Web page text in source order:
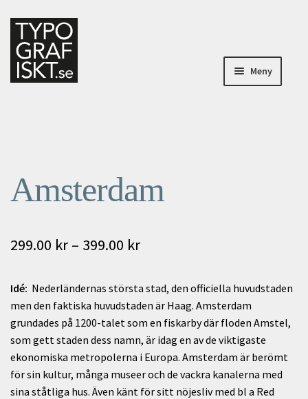
Hoppa
navigering
Hoppa
innehåll
Meny
Specialbeställningar
Till kassan
Varukorg
Kontakt
English
Amsterdam
299.00 kr – 399.00 krPrisintervall:
till
399.00 kr
Idé: Nederländernas största stad, den officiella huvudstaden
men den faktiska huvudstaden är Haag. Amsterdam
grundades på 1200-talet som en fiskarby där floden Amstel,
som gett staden dess namn, är idag en av de viktigaste
ekonomiska metropolerna i Europa. Amsterdam är berömt
för sin kultur, många museer och de vackra kanalerna med
sina ståtliga hus. Även känt för sitt nöjesliv med bl a Red